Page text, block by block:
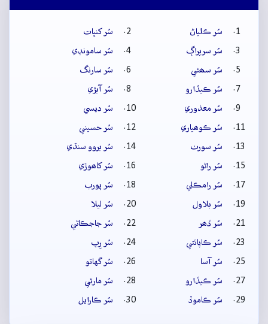
سُر ڪلياڻ
سُر کنڀات
سُر سريراڳ
سُر سامونڊي
سُر سھڻي
سُر سارنگ
سُر ڪيڏارو
سُر آبڙي
سُر معذوري
سُر ديسي
سُر ڪوھياري
سُر حسيني
سُر سورٺ
سُر بروو سنڌي
سُر راڻو
سُر کاھوڙي
سُر رامڪلي
سُر پورب
سُر بلاول
سُر ليلا
سُر ڏھر
سُر جاجڪاڻي
سُر ڪاپائتي
سُر رِپ
سُر آسا
سُر گهاتو
سُر ڪيڏارو
سُر مارئي
سُر ڪاموڏ
سُر ڪارايل